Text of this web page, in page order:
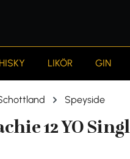
LIKÖR GIN
Speyside
12 YO